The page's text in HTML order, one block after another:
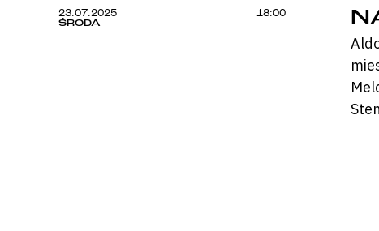
23.07.2025
ŚRODA
18:00